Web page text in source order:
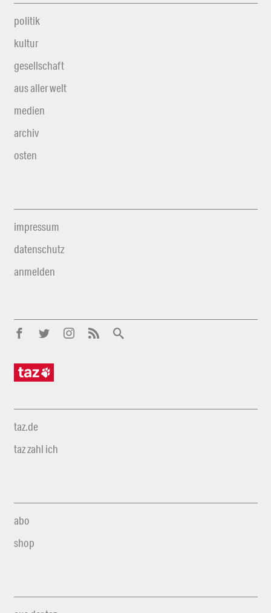
politik
kultur
gesellschaft
aus aller welt
medien
archiv
osten
impressum
datenschutz
anmelden
taz.de
taz zahl ich
abo
shop